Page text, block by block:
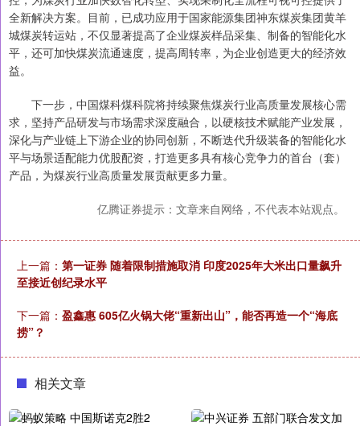
全新解决方案。目前，已成功应用于国家能源集团神东煤炭集团黄羊
城煤炭转运站，不仅显著提高了企业煤炭样品采集、制备的智能化水
平，还可加快煤炭流通速度，提高周转率，为企业创造更大的经济效
益。
下一步，中国煤科煤科院将持续聚焦煤炭行业高质量发展核心需
求，坚持产品研发与市场需求深度融合，以硬核技术赋能产业发展，
深化与产业链上下游企业的协同创新，不断迭代升级装备的智能化水
平与场景适配能力优股配资，打造更多具有核心竞争力的首台（套）
产品，为煤炭行业高质量发展贡献更多力量。
亿腾证券提示：文章来自网络，不代表本站观点。
上一篇： 第一证券 随着限制措施取消 印度2025年大米出口量飙升
至接近创纪录水平
下一篇： 盈鑫惠 605亿火锅大佬“重新出山”，能否再造一个“海底
捞”？
相关文章